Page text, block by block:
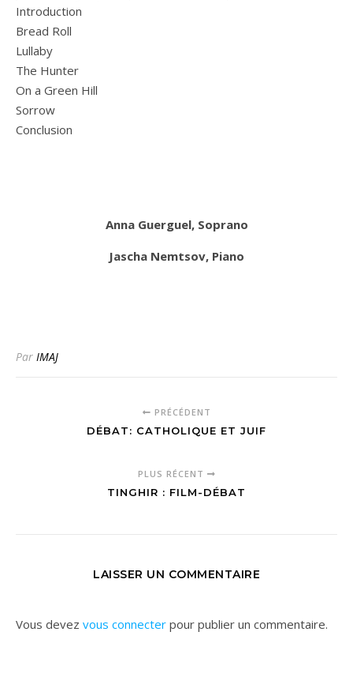
Introduction
Bread Roll
Lullaby
The Hunter
On a Green Hill
Sorrow
Conclusion
Anna Guerguel, Soprano
Jascha Nemtsov, Piano
Par IMAJ
PRÉCÉDENT
DÉBAT: CATHOLIQUE ET JUIF
PLUS RÉCENT
TINGHIR : FILM-DÉBAT
LAISSER UN COMMENTAIRE
Vous devez vous connecter pour publier un commentaire.